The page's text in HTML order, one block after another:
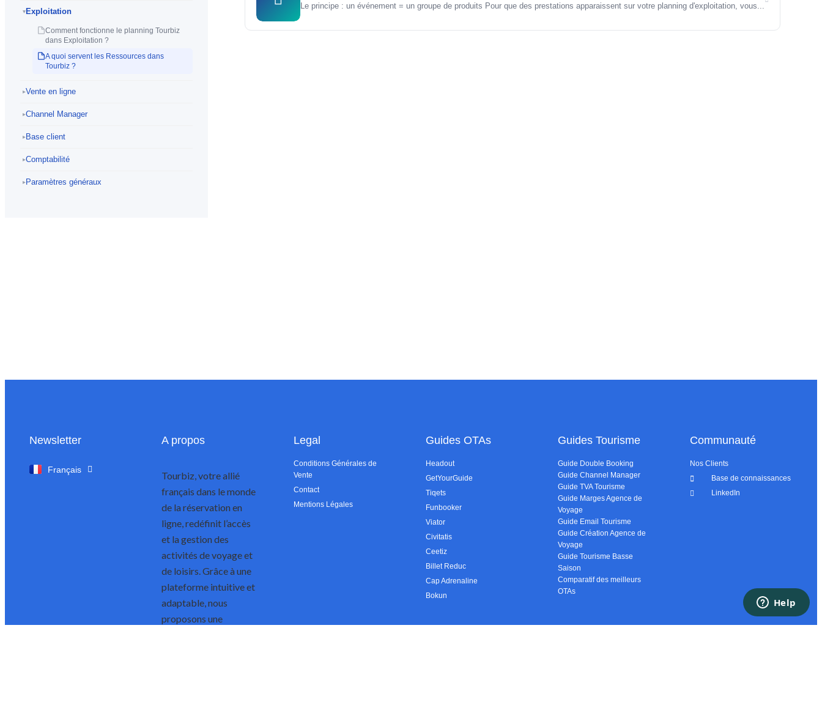
▾Exploitation
Comment fonctionne le planning Tourbiz
dans Exploitation ?
A quoi servent les Ressources dans
Tourbiz ?
▸Vente en ligne
▸Channel Manager
▸Base client
▸Comptabilité
▸Paramètres généraux
Le principe : un événement = un groupe de produits Pour que des prestations apparaissent sur votre planning d'exploitation, vous...
Newsletter
Français
English
A propos
Tourbiz, votre allié
français dans le monde
de la réservation en
ligne, redéfinit l’accès
et la gestion des
activités de voyage et
de loisirs. Grâce à une
plateforme intuitive et
adaptable, nous
proposons une
Legal
Conditions Générales de
Vente
Contact
Mentions Légales
Guides OTAs
Headout
GetYourGuide
Tiqets
Funbooker
Viator
Civitatis
Ceetiz
Billet Reduc
Cap Adrenaline
Bokun
Guides Tourisme
Guide Double Booking
Guide Channel Manager
Guide TVA Tourisme
Guide Marges Agence de
Voyage
Guide Email Tourisme
Guide Création Agence de
Voyage
Guide Tourisme Basse
Saison
Comparatif des meilleurs
OTAs
Communauté
Nos Clients
Base de connaissances
LinkedIn